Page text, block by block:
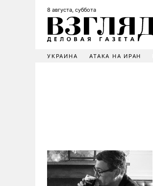
8 августа, суббота
УКРАИНА АТАКА НА ИРАН